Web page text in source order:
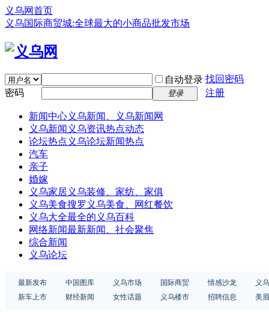
义乌网首页
义乌国际商贸城:全球最大的小商品批发市场
自动登录 找回密码
密码
登录 注册
新闻中心义乌新闻、义乌新闻网
义乌新闻 义乌资讯热点动态
论坛热点 义乌论坛新闻热点
汽车
亲子
婚嫁
义乌家居义乌装修、家纺、家俱
义乌美食搜罗义乌美食、网红餐饮
义乌大全最全的义乌百科
网络新闻最新新闻、社会聚焦
综合新闻
义乌论坛
最新发布 中国图库 义乌市场 国际商贸 情感沙龙
义
新车上市
财经新闻 女性话题 义乌楼市 招聘信息 美